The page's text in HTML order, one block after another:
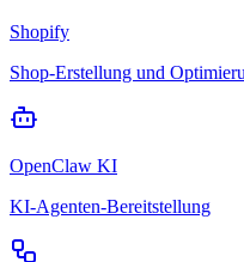
Shopify
Shop-Erstellung und
OpenClaw KI
KI-Agenten-Bereitstellung